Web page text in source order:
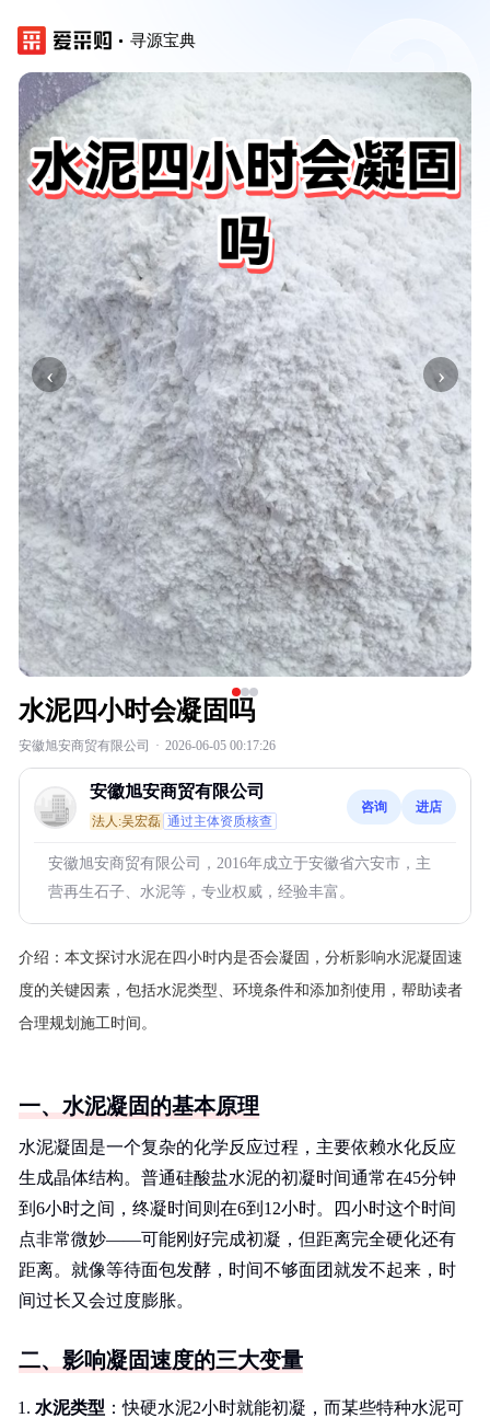
寻源宝典
‹ ›
水泥四小时会凝固吗
安徽旭安商贸有限公司 · 2026-06-05 00:17:26
安徽旭安商贸有限公司
法人:吴宏磊 通过主体资质核查
咨询 进店
安徽旭安商贸有限公司，2016年成立于安徽省六安市，主
营再生石子、水泥等，专业权威，经验丰富。
介绍： 本文探讨水泥在四小时内是否会凝固，分析影响水泥凝固速
度的关键因素，包括水泥类型、环境条件和添加剂使用，帮助读者
合理规划施工时间。
一、水泥凝固的基本原理
水泥凝固是一个复杂的化学反应过程，主要依赖水化反应
生成晶体结构。普通硅酸盐水泥的初凝时间通常在45分钟
到6小时之间，终凝时间则在6到12小时。四小时这个时间
点非常微妙——可能刚好完成初凝，但距离完全硬化还有
距离。就像等待面包发酵，时间不够面团就发不起来，时
间过长又会过度膨胀。
二、影响凝固速度的三大变量
水泥类型 ：快硬水泥2小时就能初凝，而某些特种水泥可